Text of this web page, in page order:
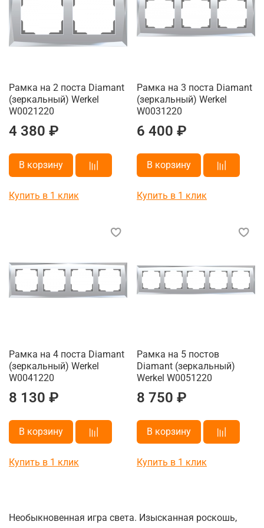
Рамка на 2 поста Diamant
(зеркальный) Werkel
W0021220
4 380 ₽
В корзину
Купить в 1 клик
Рамка на 3 поста Diamant
(зеркальный) Werkel
W0031220
6 400 ₽
В корзину
Купить в 1 клик
Рамка на 4 поста Diamant
(зеркальный) Werkel
W0041220
8 130 ₽
В корзину
Купить в 1 клик
Рамка на 5 постов
Diamant (зеркальный)
Werkel W0051220
8 750 ₽
В корзину
Купить в 1 клик
Необыкновенная игра света. Изысканная роскошь,